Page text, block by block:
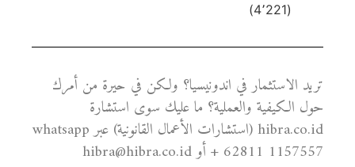
(4٬221)
تريد الاستثمار في اندونيسيا؟ ولكن في حيرة من أمرك
حول الكيفية والعملية؟ ما عليك سوى استشارة
hibra.co.id (استشارات الأعمال القانونية) عبر whatsapp
+ 62811 1157557 أو hibra@hibra.co.id